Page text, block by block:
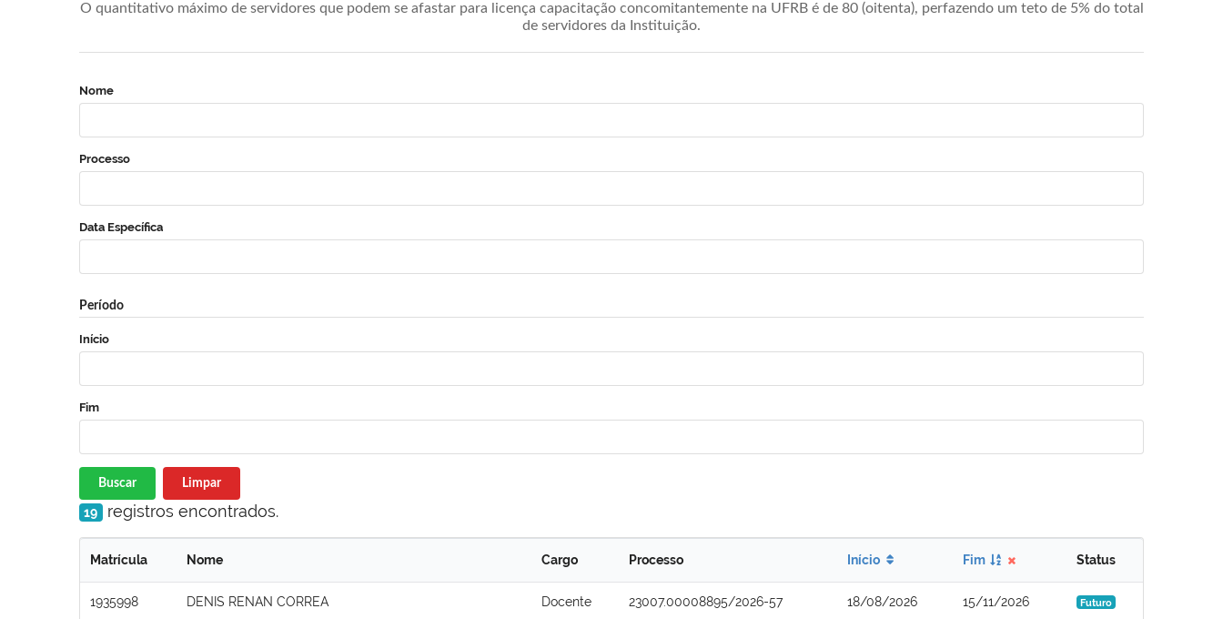
O quantitativo máximo de servidores que podem se afastar para licença capacitação concomitantemente na UFRB é de 80 (oitenta), perfazendo um teto de 5% do total
de servidores da Instituição.
Nome
Processo
Data Específica
Período
Início
Fim
Buscar Limpar
19 registros encontrados.
Matrícula Nome Cargo Processo Início Fim Status
1935998 DENIS RENAN CORREA Docente 23007.00008895/2026-57 18/08/2026 15/11/2026 Futuro